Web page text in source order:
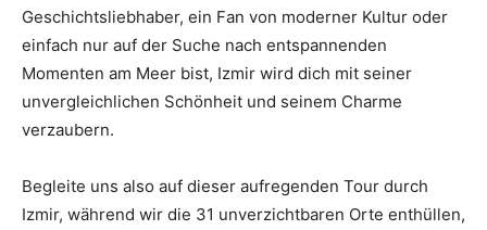
Geschichtsliebhaber, ein Fan von moderner Kultur oder
einfach nur auf der Suche nach entspannenden
Momenten am Meer bist, Izmir wird dich mit seiner
unvergleichlichen Schönheit und seinem Charme
verzaubern.
Begleite uns also auf dieser aufregenden Tour durch
Izmir, während wir die 31 unverzichtbaren Orte enthüllen,